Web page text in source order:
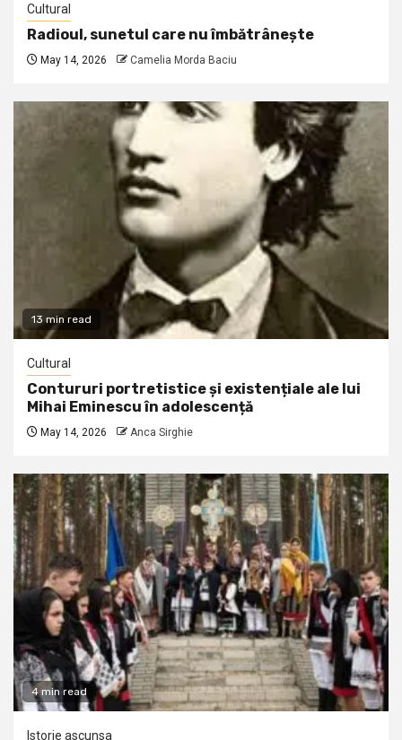
Cultural
Radioul, sunetul care nu îmbătrânește
May 14, 2026 Camelia Morda Baciu
13 min read
Cultural
Contururi portretistice și existențiale ale lui
Mihai Eminescu în adolescență
May 14, 2026 Anca Sirghie
4 min read
Istorie ascunsa